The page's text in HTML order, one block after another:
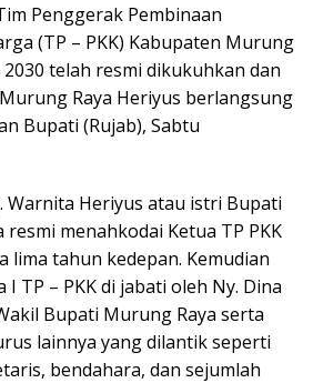
Penggerak Pembinaan
(TP – PKK) Kabupaten Murung
2030 telah resmi dikukuhkan dan
Raya Heriyus berlangsung
Bupati (Rujab), Sabtu
Warnita Heriyus atau istri Bupati
resmi menahkodai Ketua TP PKK
lima tahun kedepan. Kemudian
I TP – PKK di jabati oleh Ny. Dina
Bupati Murung Raya serta
lainnya yang dilantik seperti
bendahara, dan sejumlah